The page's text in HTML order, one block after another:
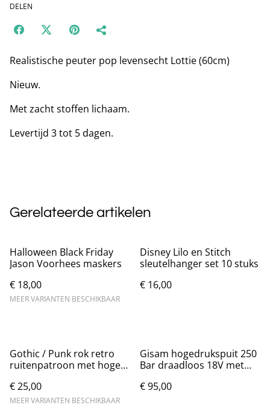
DELEN
Realistische peuter pop levensecht Lottie (60cm)
Nieuw.
Met zacht stoffen lichaam.
Levertijd 3 tot 5 dagen.
Gerelateerde artikelen
Halloween Black Friday
Jason Voorhees maskers
€ 18,00
MEER VARIANTEN BESCHIKBAAR
Disney Lilo en Stitch
sleutelhanger set 10 stuks
€ 16,00
Gothic / Punk rok retro
ruitenpatroon met hoge
€ 25,00
MEER VARIANTEN BESCHIKBAAR
Gisam hogedrukspuit 250
Bar draadloos 18V met
€ 95,00